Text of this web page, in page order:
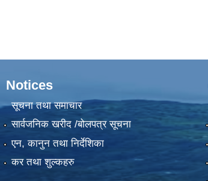
Notices
सूचना तथा समाचार
सार्वजनिक खरीद /बोलपत्र सूचना
एन, कानुन तथा निर्देशिका
कर तथा शुल्कहरु